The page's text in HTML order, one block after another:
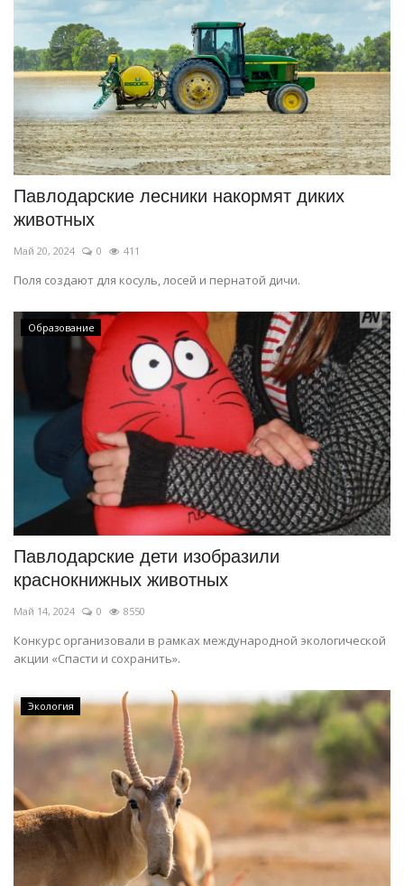
Павлодарские лесники накормят диких
животных
Май 20, 2024 0 411
Поля создают для косуль, лосей и пернатой дичи.
Образование
Павлодарские дети изобразили
краснокнижных животных
Май 14, 2024 0 8550
Конкурс организовали в рамках международной экологической
акции «Спасти и сохранить».
Экология